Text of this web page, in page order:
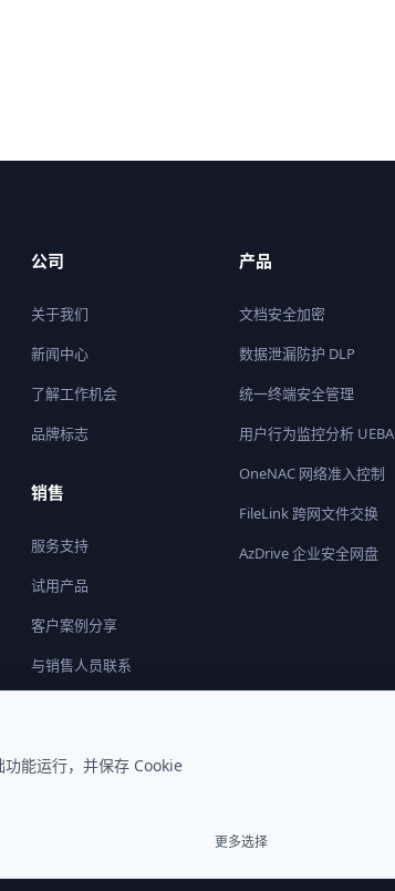
能运行，并保存 Cookie
更多选择
公司
关于我们
新闻中心
了解工作机会
品牌标志
销售
服务支持
试用产品
客户案例分享
与销售人员联系
产品
文档安全加密
数据泄漏防护 DLP
统一终端安全管理
用户行为监控分析 UEBA
OneNAC 网络准入控制
FileLink 跨网文件交换
AzDrive 企业安全网盘